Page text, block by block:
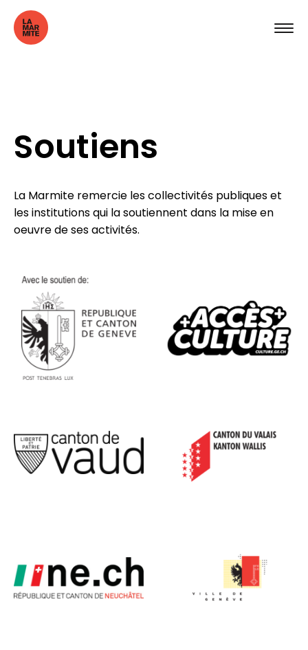
Soutiens
La Marmite remercie les collectivités publiques et
les institutions qui la soutiennent dans la mise en
oeuvre de ses activités.